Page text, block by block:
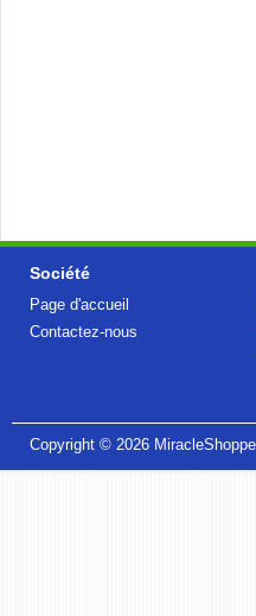
Société
Page d'accueil
Contactez-nous
Copyright © 2026